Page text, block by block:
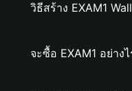
วิธีสร้าง EXAM1
จะซื้อ EXAM1 อย่างไ